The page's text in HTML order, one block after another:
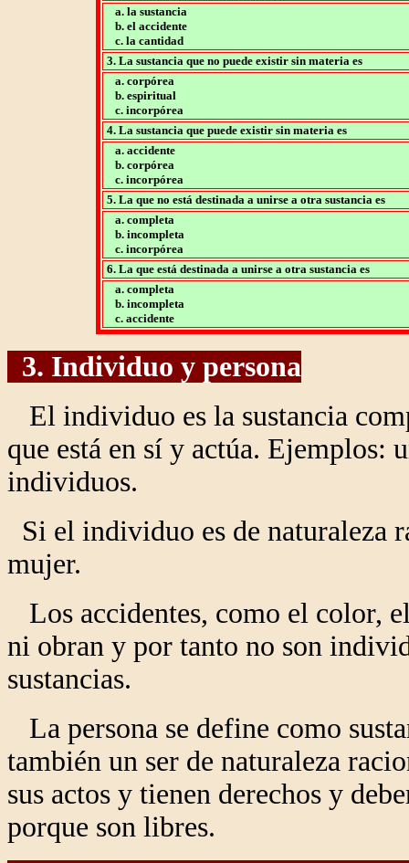
a. la sustancia
b. el accidente
c. la cantidad
3. La sustancia que no puede existir sin materia es
a. corpórea
b. espiritual
c. incorpórea
4. La sustancia que puede existir sin materia es
a. accidente
b. corpórea
c. incorpórea
5. La que no está destinada a unirse a otra sustancia es
a. completa
b. incompleta
c. incorpórea
6. La que está destinada a unirse a otra sustancia es
a. completa
b. incompleta
c. accidente
3. Individuo y persona
El individuo es la sustancia
que está en sí y actúa. Ejemplos:
individuos.
Si el individuo es de naturaleza
mujer.
Los accidentes, como el color,
ni obran y por tanto no son
sustancias.
La persona se define como
también un ser de naturaleza
sus actos y tienen derechos y
porque son libres.